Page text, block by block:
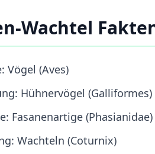
Wachtel
Vögel (Aves)
Hühnervögel (Galliformes)
Fasanenartige (Phasianidae)
Wachteln (Coturnix)